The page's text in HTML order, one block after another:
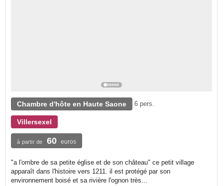
Chambre d'hôte en Haute Saone 6 pers.
Villersexel
à partir de 60 euros
"a l'ombre de sa petite église et de son château" ce petit village
apparaît dans l'histoire vers 1211. il est protégé par son
environnement boisé et sa rivière l'ognon très...